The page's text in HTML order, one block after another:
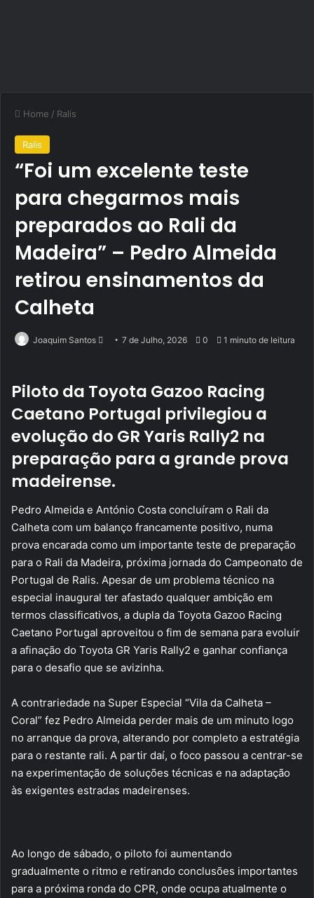
Home / Ralis
Ralis
“Foi um excelente teste
para chegarmos mais
preparados ao Rali da
Madeira” – Pedro Almeida
retirou ensinamentos da
Calheta
Joaquim Santos
Send7 de Julho, 2026 0 1 minuto de leitura
Piloto da Toyota Gazoo Racing
Caetano Portugal privilegiou a
evolução do GR Yaris Rally2 na
preparação para a grande prova
madeirense.
Pedro Almeida e António Costa concluíram o Rali da
Calheta com um balanço francamente positivo, numa
prova encarada como um importante teste de preparação
para o Rali da Madeira, próxima jornada do Campeonato de
Portugal de Ralis. Apesar de um problema técnico na
especial inaugural ter afastado qualquer ambição em
termos classificativos, a dupla da Toyota Gazoo Racing
Caetano Portugal aproveitou o fim de semana para evoluir
a afinação do Toyota GR Yaris Rally2 e ganhar confiança
para o desafio que se avizinha.
A contrariedade na Super Especial “Vila da Calheta –
Coral” fez Pedro Almeida perder mais de um minuto logo
no arranque da prova, alterando por completo a estratégia
para o restante rali. A partir daí, o foco passou a centrar-se
na experimentação de soluções técnicas e na adaptação
às exigentes estradas madeirenses.
Ao longo de sábado, o piloto foi aumentando
gradualmente o ritmo e retirando conclusões importantes
para a próxima ronda do CPR, onde ocupa atualmente o